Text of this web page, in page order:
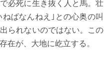
必死に生き抜く人と馬。壮
ばなんねえ｣との心奥の叫
られないのではない。この
在が、大地に屹立する。